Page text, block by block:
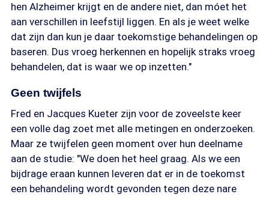
hen Alzheimer krijgt en de andere niet, dan móet het
aan verschillen in leefstijl liggen. En als je weet welke
dat zijn dan kun je daar toekomstige behandelingen op
baseren. Dus vroeg herkennen en hopelijk straks vroeg
behandelen, dat is waar we op inzetten."
Geen twijfels
Fred en Jacques Kueter zijn voor de zoveelste keer
een volle dag zoet met alle metingen en onderzoeken.
Maar ze twijfelen geen moment over hun deelname
aan de studie: "We doen het heel graag. Als we een
bijdrage eraan kunnen leveren dat er in de toekomst
een behandeling wordt gevonden tegen deze nare